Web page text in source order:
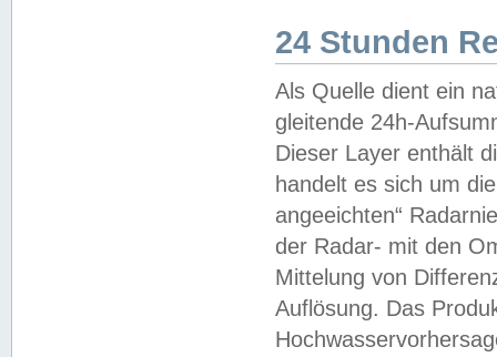
24 Stunden
Als Quelle dient ein
gleitende 24h-
Dieser Layer enthält
handelt es sich um
angeeichten“
der Radar- mit den
Mittelung von
Auflösung. Das